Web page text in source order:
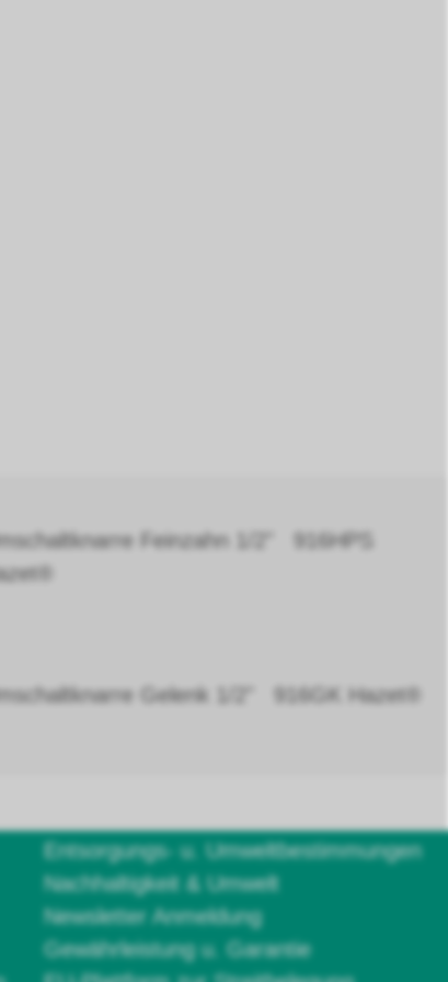
Feinzahn 1/2" 916HPS
Gelenk 1/2" 916GK Hazet®
Entsorgungs- u. Umweltbestimmungen
Nachhaltigkeit & Umwelt
Newsletter Anmeldung
Gewährleistung u. Garantie